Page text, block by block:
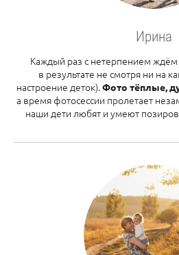
Ирина
Каждый раз с нетерпением
в результате не смотря ни на
настроение деток).Фото тёплые,
а время фотосессии пролетает
наши дети любят и умеют